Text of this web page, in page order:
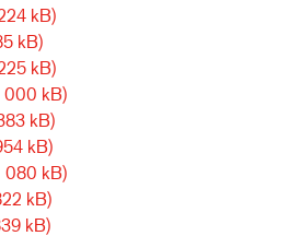
kB)
kB)
kB)
000 kB)
kB)
kB)
080 kB)
kB)
kB)